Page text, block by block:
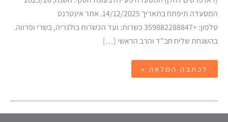
המסעדה תיפתח בתאריך 14/12/2025. אתר אינטרנט
טלפון: +359882288847 כשרות: ועד הכשרות בולגריה, בשרי ופרווה.
בהשגחת שליח חב"ד והרב הראשי […]
לכתבה המלאה »